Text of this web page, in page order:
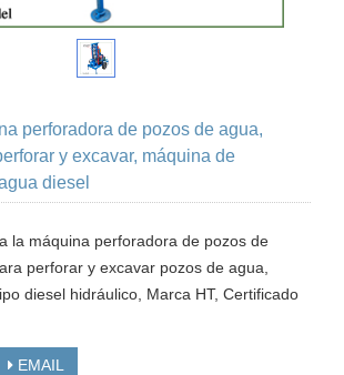
perforadora de pozos de agua,
y excavar, máquina de
diesel
la máquina perforadora de pozos de
perforar y excavar pozos de agua,
diesel hidráulico, Marca HT, Certificado
EMAIL